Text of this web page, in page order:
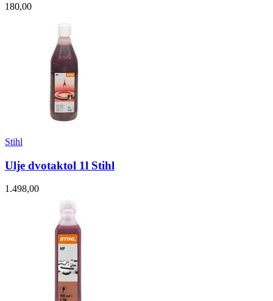
180,00
Stihl
Ulje dvotaktol 1l Stihl
1.498,00